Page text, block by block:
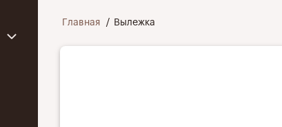
Строка
навигации
Главная Вылежка